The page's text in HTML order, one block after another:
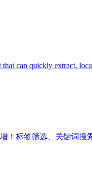
can quickly extract,
！标签筛选、关键词搜